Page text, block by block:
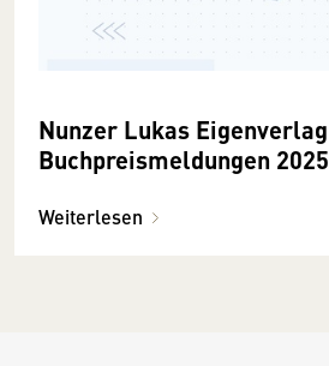
Nunzer Lukas Eigenverlag -
Buchpreismeldungen 2025
Weiterlesen